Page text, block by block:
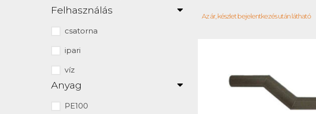
Felhasználás
csatorna
ipari
víz
Anyag
PE100
Az ár, készlet bejelentkezés után látható